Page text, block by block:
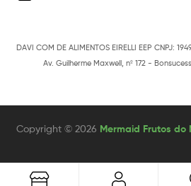
DAVI COM DE ALIMENTOS EIRELLI EEP CNPJ:
Av. Guilherme Maxwell, nº 172 -
Copyright © 2026 Mermaid Frutos do